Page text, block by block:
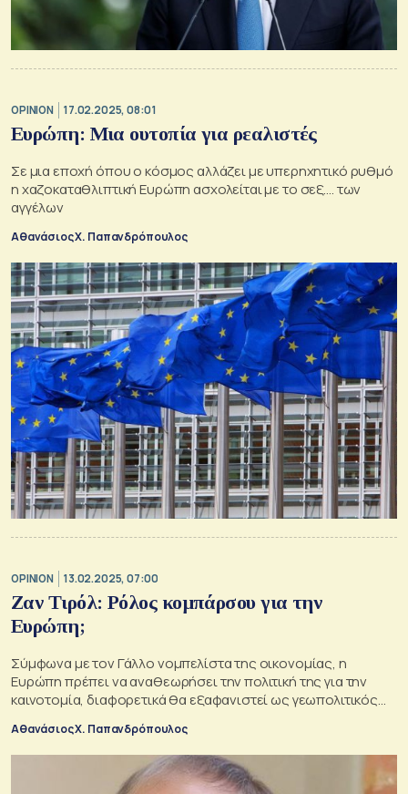
OPINION 17.02.2025, 08:01
Ευρώπη: Μια ουτοπία για ρεαλιστές
Σε μια εποχή όπου ο κόσμος αλλάζει με υπερηχητικό ρυθμό
η χαζοκαταθλιπτική Ευρώπη ασχολείται με το σεξ…. των
αγγέλων
Αθανάσιος Χ. Παπανδρόπουλος
OPINION 13.02.2025, 07:00
Ζαν Τιρόλ: Ρόλος κομπάρσου για την
Ευρώπη;
Σύμφωνα με τον Γάλλο νομπελίστα της οικονομίας, η
Ευρώπη πρέπει να αναθεωρήσει την πολιτική της για την
καινοτομία, διαφορετικά θα εξαφανιστεί ως γεωπολιτικός
παράγοντας.
Αθανάσιος Χ. Παπανδρόπουλος